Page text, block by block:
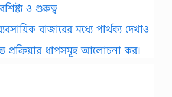
ও গুরুত্ব
বাজারের মধ্যে পার্থক্য দেখাও
প্রক্রিয়ার ধাপসমূহ আলোচনা কর।